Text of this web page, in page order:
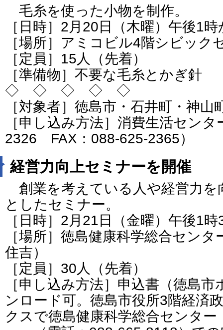
毛糸を使った小物を制作。
［日時］2月20日（木曜）午後1
［場所］アミコビル4階シビック
［定員］15人（先着）
［準備物］不要な毛糸とかぎ針
◇ ◇ ◇ ◇ ◇
［対象者］徳島市・石井町・神
［申し込み方法］消費生活セン
2326 FAX：088-625-2365）
経営力向上セミナーを開催
創業を考えている人や経営力を
としたセミナー。
［日時］2月21日（金曜）午後1
［場所］徳島健康科学総合セン
住吉）
［定員］30人（先着）
［申し込み方法］申込書（徳島
ンロード可。徳島市役所3階経済
クスで徳島健康科学総合センター